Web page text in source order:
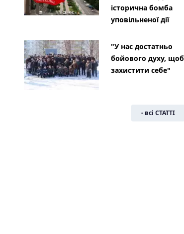
історична бомба
уповільненої дії
"У нас достатньо
бойового духу, щоб
захистити себе"
- всі СТАТТІ